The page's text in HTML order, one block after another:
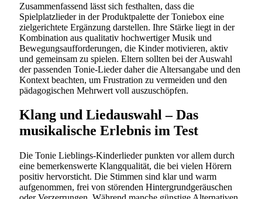
Zusammenfassend lässt sich festhalten, dass die
Spielplatzlieder in der Produktpalette der Toniebox eine
zielgerichtete Ergänzung darstellen. Ihre Stärke liegt in der
Kombination aus qualitativ hochwertiger Musik und
Bewegungsaufforderungen, die Kinder motivieren, aktiv
und gemeinsam zu spielen. Eltern sollten bei der Auswahl
der passenden Tonie-Lieder daher die Altersangabe und den
Kontext beachten, um Frustration zu vermeiden und den
pädagogischen Mehrwert voll auszuschöpfen.
Klang und Liedauswahl – Das
musikalische Erlebnis im Test
Die Tonie Lieblings-Kinderlieder punkten vor allem durch
eine bemerkenswerte Klangqualität, die bei vielen Hörern
positiv hervorsticht. Die Stimmen sind klar und warm
aufgenommen, frei von störenden Hintergrundgeräuschen